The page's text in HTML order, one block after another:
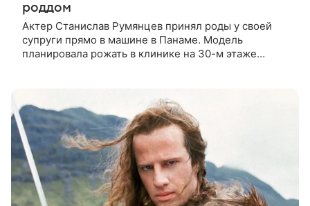
роддом
Актер Станислав Румянцев принял роды у своей
супруги прямо в машине в Панаме. Модель
планировала рожать в клинике на 30-м этаже